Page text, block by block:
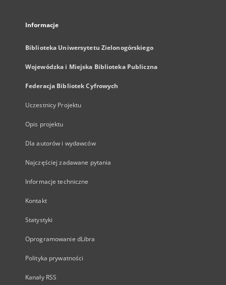
Informacje
Biblioteka Uniwersytetu Zielonogórskiego
Wojewódzka i Miejska Biblioteka Publiczna
Federacja Bibliotek Cyfrowych
Uczestnicy Projektu
Opis projektu
Dla autorów i wydawców
Najczęściej zadawane pytania
Informacje techniczne
Kontakt
Statystyki
Oprogramowanie dLibra
Polityka prywatności
Kanały RSS